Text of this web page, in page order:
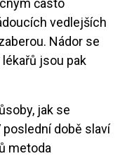
často
vedlejších
Nádor se
jsou pak
jak se
době slaví
metoda